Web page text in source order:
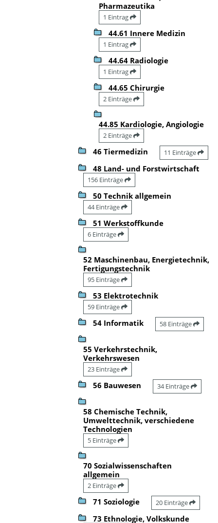
Pharmazeutika
1 Eintrag
44.61 Innere Medizin
1 Eintrag
44.64 Radiologie
1 Eintrag
44.65 Chirurgie
2 Einträge
44.85 Kardiologie, Angiologie
2 Einträge
46 Tiermedizin 11 Einträge
48 Land- und Forstwirtschaft
156 Einträge
50 Technik allgemein
44 Einträge
51 Werkstoffkunde
6 Einträge
52 Maschinenbau, Energietechnik,
Fertigungstechnik
95 Einträge
53 Elektrotechnik
59 Einträge
54 Informatik 58 Einträge
55 Verkehrstechnik,
Verkehrswesen
23 Einträge
56 Bauwesen 34 Einträge
58 Chemische Technik,
Umwelttechnik, verschiedene
Technologien
5 Einträge
70 Sozialwissenschaften
allgemein
2 Einträge
71 Soziologie 20 Einträge
73 Ethnologie, Volkskunde